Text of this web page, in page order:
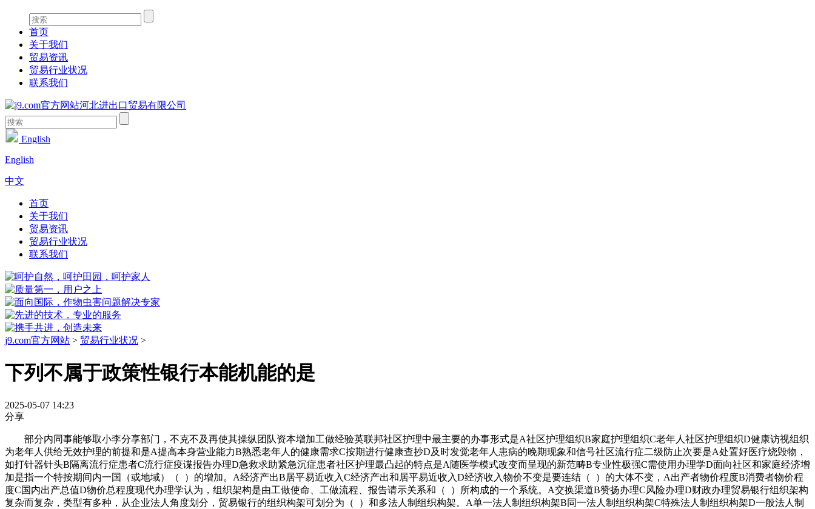
首页
关于我们
贸易资讯
贸易行业状况
联系我们
English
English
中文
首页
关于我们
贸易资讯
贸易行业状况
联系我们
j9.com官方网站 > 贸易行业状况 >
下列不属于政策性银行本能机能的是
2025-05-07 14:23
分享
部分内同事能够取小李分享部门，不克不及再使其操纵团队资本增加工做经验英联邦社区护理中最主要的办事形式是A社区护理组织B家庭护理组织C老年人社区护理组织D健康访视组织
为老年人供给无效护理的前提和是A提高本身营业能力B熟悉老年人的健康需求C按期进行健康查抄D及时发觉老年人患病的晚期现象和信号社区流行症二级防止次要是A处置好医疗烧毁物，
如打针器针头B隔离流行症患者C流行症疫谍报告办理D急救求助紧急沉症患者社区护理最凸起的特点是A随医学模式改变而呈现的新范畴B专业性极强C需使用办理学D面向社区和家庭经济增
加是指一个特按期间内一国（或地域）（ ）的增加。A经济产出B居平易近收入C经济产出和居平易近收入D经济收入物价不变是要连结（ ）的大体不变，A出产者物价程度B消费者物价程
度C国内出产总值D物价总程度现代办理学认为，组织架构是由工做使命、工做流程、报告请示关系和（ ）所构成的一个系统。A交换渠道B赞扬办理C风险办理D财政办理贸易银行组织架构
复杂而复杂，类型有多种，从企业法人角度划分，贸易银行的组织构架可划分为（ ）和多法人制组织构架。A单一法人制组织构架B同一法人制组织构架C特殊法人制组织构架D一般法人制